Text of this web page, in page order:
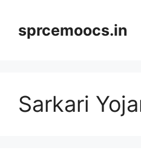
content
sprcemoocs.in
Sarkari